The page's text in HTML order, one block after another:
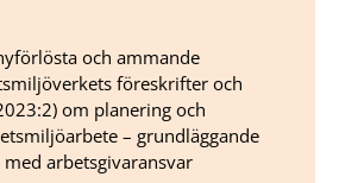
och ammande
föreskrifter och
om planering och
– grundläggande
arbetsgivaransvar